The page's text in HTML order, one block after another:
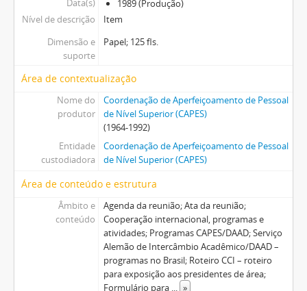
Data(s)
1989 (Produção)
Nível de descrição
Item
Dimensão e
suporte
Papel; 125 fls.
Área de contextualização
Nome do
produtor
Coordenação de Aperfeiçoamento de Pessoal
de Nível Superior (CAPES)
(1964-1992)
Entidade
custodiadora
Coordenação de Aperfeiçoamento de Pessoal
de Nível Superior (CAPES)
Área de conteúdo e estrutura
Âmbito e
conteúdo
Agenda da reunião; Ata da reunião;
Cooperação internacional, programas e
atividades; Programas CAPES/DAAD; Serviço
Alemão de Intercâmbio Acadêmico/DAAD –
programas no Brasil; Roteiro CCI – roteiro
para exposição aos presidentes de área;
Formulário para ... »